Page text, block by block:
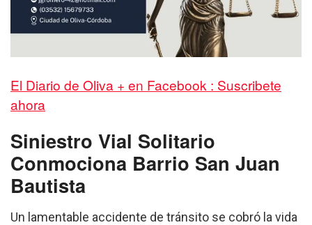
El Diario de Oliva + en Facebook : Suscribete
ahora
Siniestro Vial Solitario
Conmociona Barrio San Juan
Bautista
Un lamentable accidente de tránsito se cobró la vida